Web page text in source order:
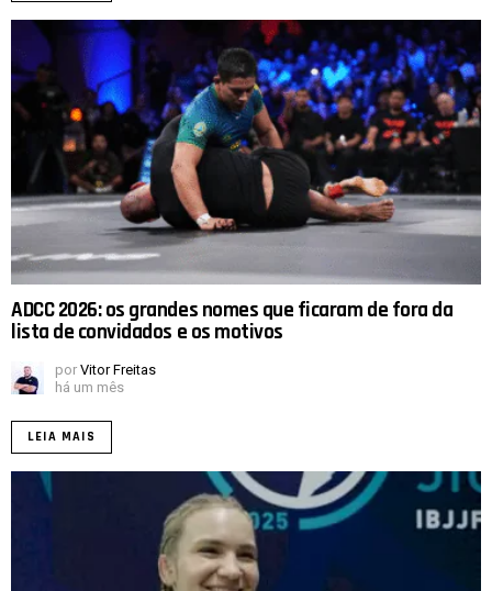
ADCC 2026: os grandes nomes que ficaram de fora da
lista de convidados e os motivos
por Vitor Freitas
há um mês
LEIA MAIS